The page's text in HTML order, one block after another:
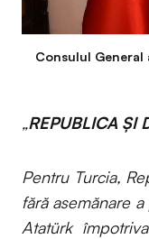
Consulul General
„REPUBLICA ȘI
Pentru Turcia,
fără asemănare
Atatürk